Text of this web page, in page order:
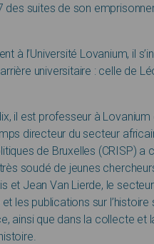
des suites de son
à l’Université Lovanium, il
universitaire : celle de
il est professeur à Lovanium
directeur du secteur
de Bruxelles (CRISP) a
soudé de jeunes
et Jean Van Lierde, le
les publications sur
ainsi que dans la collecte et